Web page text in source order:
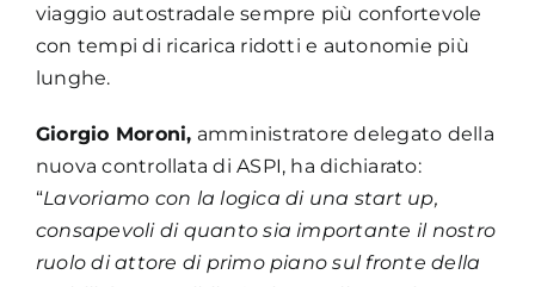
viaggio autostradale sempre più confortevole
con tempi di ricarica ridotti e autonomie più
lunghe.
Giorgio Moroni, amministratore delegato della
nuova controllata di ASPI, ha dichiarato:
“Lavoriamo con la logica di una start up,
consapevoli di quanto sia importante il nostro
ruolo di attore di primo piano sul fronte della